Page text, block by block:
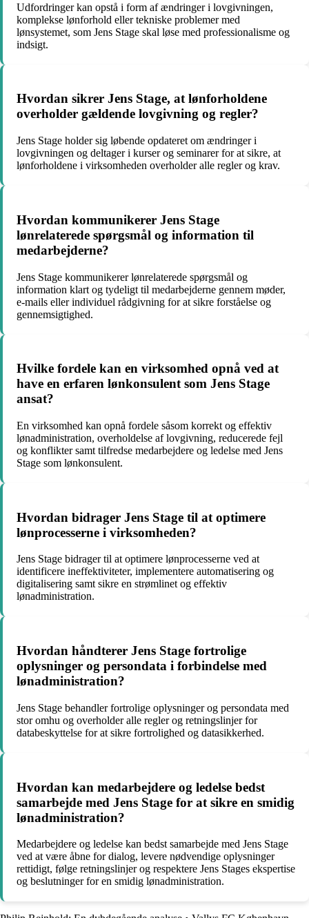
Udfordringer kan opstå i form af ændringer i lovgivningen,
komplekse lønforhold eller tekniske problemer med
lønsystemet, som Jens Stage skal løse med professionalisme og
indsigt.
Hvordan sikrer Jens Stage, at lønforholdene
overholder gældende lovgivning og regler?
Jens Stage holder sig løbende opdateret om ændringer i
lovgivningen og deltager i kurser og seminarer for at sikre, at
lønforholdene i virksomheden overholder alle regler og krav.
Hvordan kommunikerer Jens Stage
lønrelaterede spørgsmål og information til
medarbejderne?
Jens Stage kommunikerer lønrelaterede spørgsmål og
information klart og tydeligt til medarbejderne gennem møder,
e-mails eller individuel rådgivning for at sikre forståelse og
gennemsigtighed.
Hvilke fordele kan en virksomhed opnå ved at
have en erfaren lønkonsulent som Jens Stage
ansat?
En virksomhed kan opnå fordele såsom korrekt og effektiv
lønadministration, overholdelse af lovgivning, reducerede fejl
og konflikter samt tilfredse medarbejdere og ledelse med Jens
Stage som lønkonsulent.
Hvordan bidrager Jens Stage til at optimere
lønprocesserne i virksomheden?
Jens Stage bidrager til at optimere lønprocesserne ved at
identificere ineffektiviteter, implementere automatisering og
digitalisering samt sikre en strømlinet og effektiv
lønadministration.
Hvordan håndterer Jens Stage fortrolige
oplysninger og persondata i forbindelse med
lønadministration?
Jens Stage behandler fortrolige oplysninger og persondata med
stor omhu og overholder alle regler og retningslinjer for
databeskyttelse for at sikre fortrolighed og datasikkerhed.
Hvordan kan medarbejdere og ledelse bedst
samarbejde med Jens Stage for at sikre en smidig
lønadministration?
Medarbejdere og ledelse kan bedst samarbejde med Jens Stage
ved at være åbne for dialog, levere nødvendige oplysninger
rettidigt, følge retningslinjer og respektere Jens Stages ekspertise
og beslutninger for en smidig lønadministration.